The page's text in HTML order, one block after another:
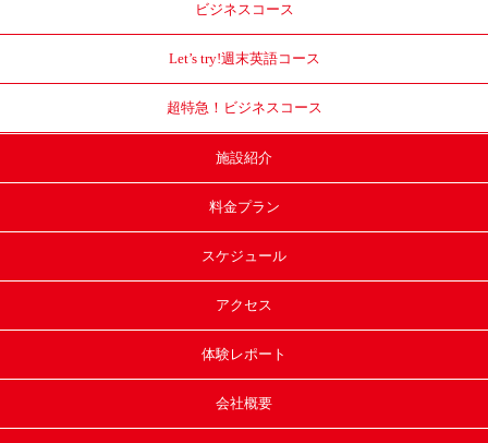
ビジネスコース
Let’s try!週末英語コース
超特急！ ビジネスコース
施設紹介
料金プラン
スケジュール
アクセス
体験レポート
会社概要